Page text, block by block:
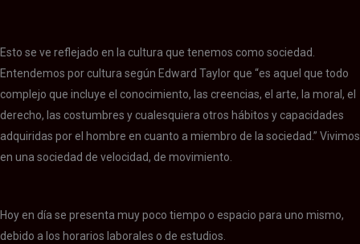
Esto se ve reflejado en la cultura que tenemos como sociedad.
Entendemos por cultura según Edward Taylor que “es aquel que todo
complejo que incluye el conocimiento, las creencias, el arte, la moral, el
derecho, las costumbres y cualesquiera otros hábitos y capacidades
adquiridas por el hombre en cuanto a miembro de la sociedad.” Vivimos
en una sociedad de velocidad, de movimiento.
Hoy en día se presenta muy poco tiempo o espacio para uno mismo,
debido a los horarios laborales o de estudios.